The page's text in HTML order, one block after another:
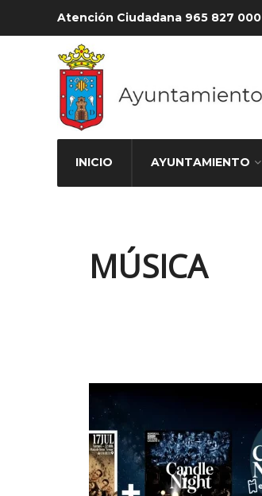
Atención Ciudadana 965 827 000
INICIO AYUNTAMIENTO
MÚSICA